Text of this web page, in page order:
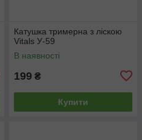
Катушка тримерна з ліскою
Vitals У-59
В наявності
199 ₴
Купити